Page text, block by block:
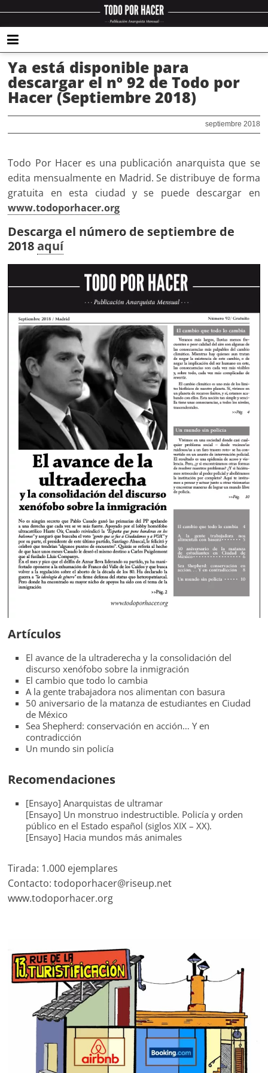
Ya está disponible para
descargar el nº 92 de Todo por
Hacer (Septiembre 2018)
septiembre 2018
Todo Por Hacer es una publicación anarquista que se
edita mensualmente en Madrid. Se distribuye de forma
gratuita en esta ciudad y se puede descargar en
www.todoporhacer.org
Descarga el número de septiembre de
2018aquí
Artículos
El avance de la ultraderecha y la consolidación del
discurso xenófobo sobre la inmigración
El cambio que todo lo cambia
A la gente trabajadora nos alimentan con basura
50 aniversario de la matanza de estudiantes en Ciudad
de México
Sea Shepherd: conservación en acción… Y en
contradicción
Un mundo sin policía
Recomendaciones
[Ensayo] Anarquistas de ultramar
[Ensayo] Un monstruo indestructible. Policía y orden
público en el Estado español (siglos XIX – XX).
[Ensayo] Hacia mundos más animales
Tirada: 1.000 ejemplares
Contacto: todoporhacer@riseup.net
www.todoporhacer.org